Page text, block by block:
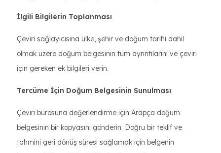
İlgili Bilgilerin Toplanması
Çeviri sağlayıcısına ülke, şehir ve doğum tarihi dahil
olmak üzere doğum belgesinin tüm ayrıntılarını ve çeviri
için gereken ek bilgileri verin.
Tercüme İçin Doğum Belgesinin Sunulması
Çeviri bürosuna değerlendirme için Arapça doğum
belgesinin bir kopyasını gönderin. Doğru bir teklif ve
tahmini geri dönüş süresi sağlamak için belgenin